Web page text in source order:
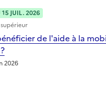
JUIL. 2026
de l'aide à la
2026